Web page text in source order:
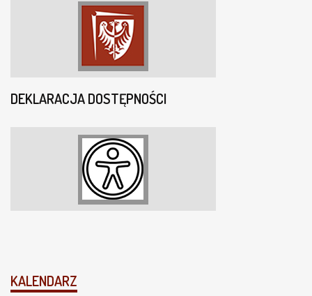
DEKLARACJA DOSTĘPNOŚCI
KALENDARZ